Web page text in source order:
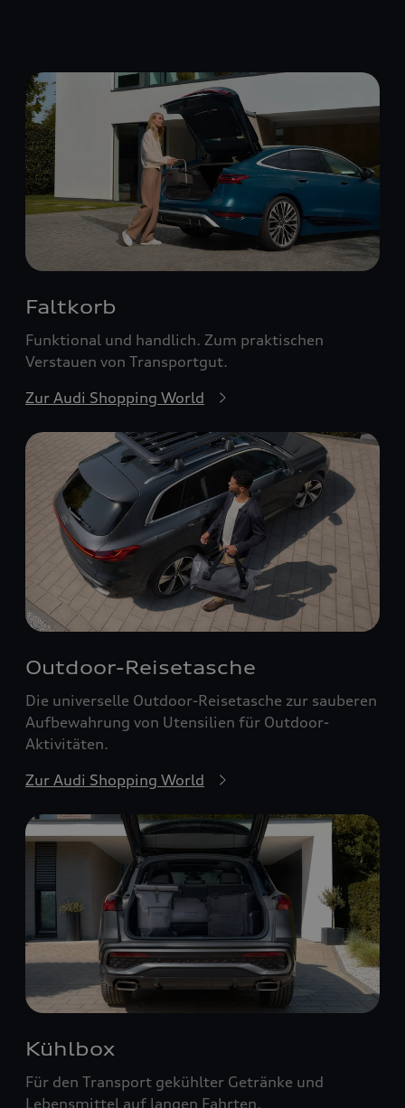
Faltkorb
Funktional und handlich. Zum praktischen
Verstauen von Transportgut.
Zur Audi Shopping World
Outdoor-Reisetasche
Die universelle Outdoor-Reisetasche zur sauberen
Aufbewahrung von Utensilien für Outdoor-
Aktivitäten.
Zur Audi Shopping World
Kühlbox
Für den Transport gekühlter Getränke und
Lebensmittel auf langen Fahrten.